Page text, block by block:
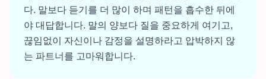
다. 말보다 듣기를 더 많이 하며 패턴을 흡수한 뒤에
야 대답합니다. 말의 양보다 질을 중요하게 여기고,
끊임없이 자신이나 감정을 설명하라고 압박하지 않
는 파트너를 고마워합니다.